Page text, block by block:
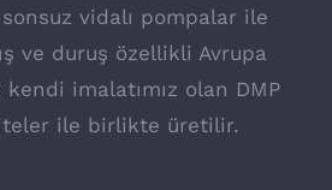
vidalı pompalar ile
ve duruş özellikli Avrupa
imalatımız olan DMP
ile birlikte üretilir.